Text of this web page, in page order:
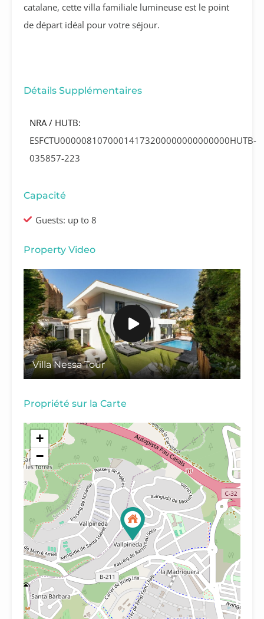
catalane, cette villa familiale lumineuse est le point
de départ idéal pour votre séjour.
Détails Supplémentaires
NRA / HUTB:
ESFCTU00000810700014173200000000000000HUTB-
035857-223
Capacité
Guests: up to 8
Property Video
Villa Nessa Tour
Propriété sur la Carte
+
−